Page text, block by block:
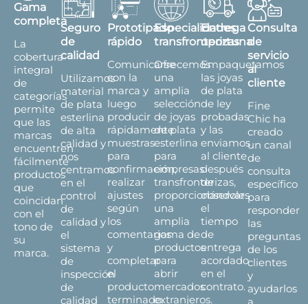
Gama
completa
La
cobertura
integral
de
categorías
permite
que las
marcas
encuentren
fácilmente
productos
que
coincidan
con el
tono de
su
marca.
Seguro
de
calidad
Utilizamos
material
de plata
esterlina
de alta
calidad y
nos
centramos
en el
control
de
calidad y
el
sistema
de
inspección
de
calidad
Prototipado
rápido
Comunicarse
con la
marca y
luego
producir
rápidamente
muestras
para
confirmación,
realizar
ajustes
según
los
comentarios
y
completar
el
producto
terminado.
Especialidades
transfronterizas
Ofrecemos
una
amplia
selección
de joyas
de plata
esterlina
para
empresas
transfronterizas,
proporcionándoles
una
amplia
gama de
productos
para
abrir
mercados
extranjeros.
Entrega
oportuna
Empaquetamos
las joyas
de plata
de ley
probadas
y las
enviamos
al cliente
después
de
observar
el
tiempo
de
entrega
acordado
en el
contrato.
Consulta
de
servicio
al
cliente
Fine
Chic ha
creado
un canal
de
consulta
específico
para
responder
las
preguntas
de los
clientes
y
ayudarlos